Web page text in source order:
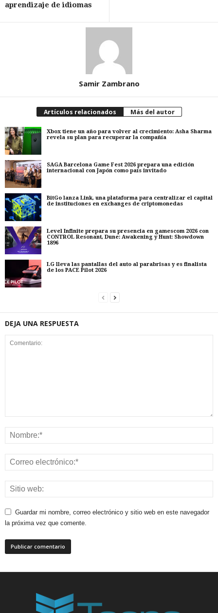
aprendizaje de idiomas
Samir Zambrano
Artículos relacionados Más del autor
Xbox tiene un año para volver al crecimiento: Asha Sharma
revela su plan para recuperar la compañía
SAGA Barcelona Game Fest 2026 prepara una edición
internacional con Japón como país invitado
BitGo lanza Link, una plataforma para centralizar el capital
de instituciones en exchanges de criptomonedas
Level Infinite prepara su presencia en gamescom 2026 con
CONTROL Resonant, Dune: Awakening y Hunt: Showdown
1896
LG lleva las pantallas del auto al parabrisas y es finalista
de los PACE Pilot 2026
DEJA UNA RESPUESTA
Guardar mi nombre, correo electrónico y sitio web en este navegador
la próxima vez que comente.